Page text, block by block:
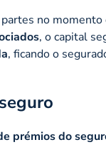
no
, o capital
, ficando o
prémios do